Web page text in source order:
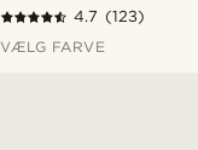
4.7 (123)
VÆLG FARVE